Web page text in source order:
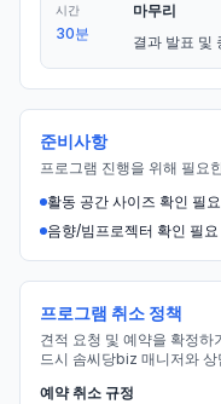
시간
30분
마무리
결과 발표 및
준비사항
프로그램 진행을 위해 필요
활동 공간 사이즈 확인 필요
음향/빔프로젝터 확인 필요
프로그램 취소 정책
견적 요청 및 예약을 확정하
드시 솜씨당biz 매니저와 상
예약 취소 규정